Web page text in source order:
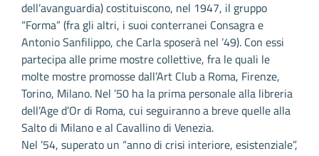
dell’avanguardia) costituiscono, nel 1947, il gruppo
“Forma” (fra gli altri, i suoi conterranei Consagra e
Antonio Sanfilippo, che Carla sposerà nel ’49). Con essi
partecipa alle prime mostre collettive, fra le quali le
molte mostre promosse dall’Art Club a Roma, Firenze,
Torino, Milano. Nel ’50 ha la prima personale alla libreria
dell’Age d’Or di Roma, cui seguiranno a breve quelle alla
Salto di Milano e al Cavallino di Venezia.
Nel ’54, superato un “anno di crisi interiore, esistenziale”,